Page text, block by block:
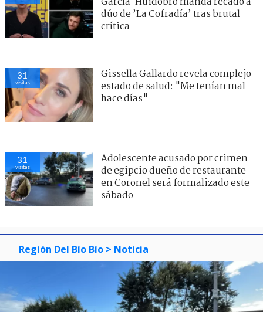
dúo de ’La Cofradía’ tras brutal
crítica
31
visitas
Gissella Gallardo revela complejo
estado de salud: "Me tenían mal
hace días"
31
visitas
Adolescente acusado por crimen
de egipcio dueño de restaurante
en Coronel será formalizado este
sábado
Región Del Bío Bío > Noticia